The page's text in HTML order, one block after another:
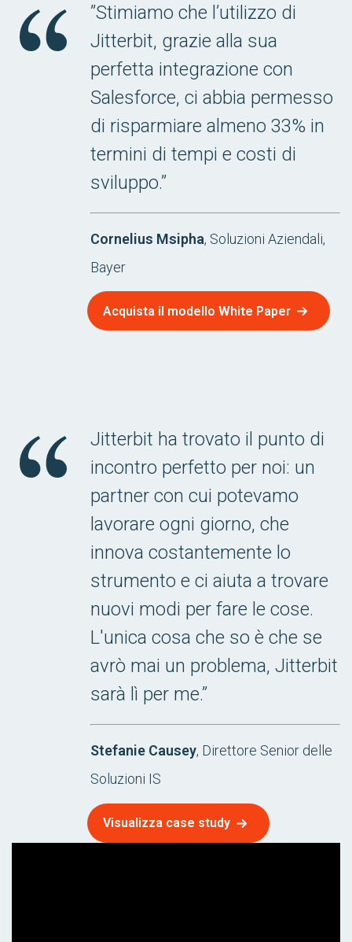
”Stimiamo che l’utilizzo di
Jitterbit, grazie alla sua
perfetta integrazione con
Salesforce, ci abbia permesso
di risparmiare almeno 33% in
termini di tempi e costi di
sviluppo.”
Cornelius Msipha, Soluzioni Aziendali,
Bayer
Acquista il modello White Paper
Jitterbit ha trovato il punto di
incontro perfetto per noi: un
partner con cui potevamo
lavorare ogni giorno, che
innova costantemente lo
strumento e ci aiuta a trovare
nuovi modi per fare le cose.
L'unica cosa che so è che se
avrò mai un problema, Jitterbit
sarà lì per me.”
Stefanie Causey, Direttore Senior delle
Soluzioni IS
Visualizza case study